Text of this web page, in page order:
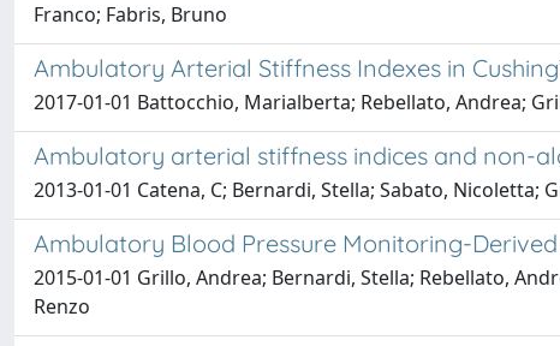
Franco; Fabris, Bruno
Ambulatory Arterial Stiffness Indexes in
2017-01-01 Battocchio, Marialberta; Rebellato, Andrea;
Ambulatory arterial stiffness indices and non-
2013-01-01 Catena, C; Bernardi, Stella; Sabato, Nicoletta;
Ambulatory Blood Pressure Monitoring-
2015-01-01 Grillo, Andrea; Bernardi, Stella; Rebellato,
Renzo